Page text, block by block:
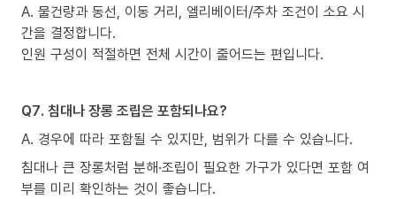
A. 물건량과 동선, 이동 거리, 엘리베이터/주차 조건이 소요 시
간을 결정합니다.
인원 구성이 적절하면 전체 시간이 줄어드는 편입니다.
Q7. 침대나 장롱 조립은 포함되나요?
A. 경우에 따라 포함될 수 있지만, 범위가 다를 수 있습니다.
침대나 큰 장롱처럼 분해·조립이 필요한 가구가 있다면 포함 여
부를 미리 확인하는 것이 좋습니다.